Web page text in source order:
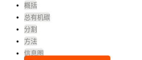
概括
总有机碳
分割
方法
信息图